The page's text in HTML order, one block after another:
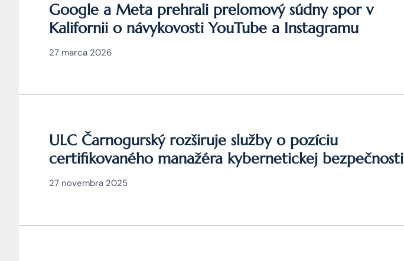
Google a Meta prehrali prelomový súdny spor v
Kalifornii o návykovosti YouTube a Instagramu
27 marca 2026
ULC Čarnogurský rozširuje služby o pozíciu
certifikovaného manažéra kybernetickej bezpečnosti
27 novembra 2025